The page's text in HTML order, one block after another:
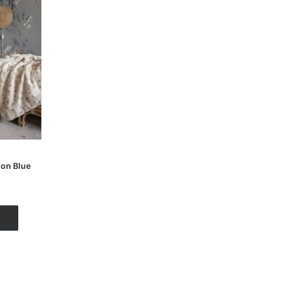
Blue